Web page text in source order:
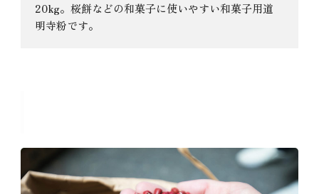
20kg。桜餅などの和菓子に使いやすい和菓子用道
明寺粉です。